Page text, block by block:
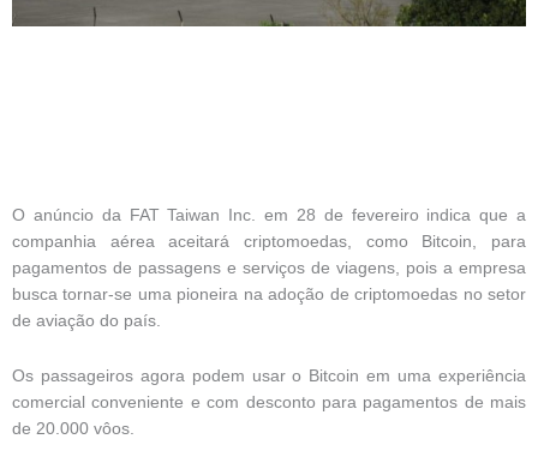
O anúncio da FAT Taiwan Inc. em 28 de fevereiro indica que a
companhia aérea aceitará criptomoedas, como Bitcoin, para
pagamentos de passagens e serviços de viagens, pois a empresa
busca tornar-se uma pioneira na adoção de criptomoedas no setor
de aviação do país.
Os passageiros agora podem usar o Bitcoin em uma experiência
comercial conveniente e com desconto para pagamentos de mais
de 20.000 vôos.